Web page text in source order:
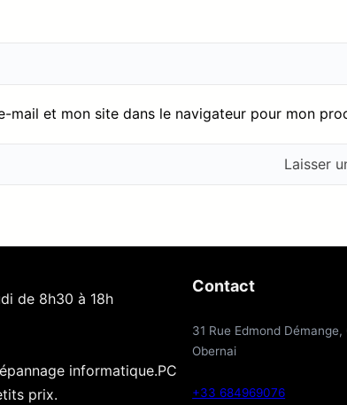
mail et mon site dans le navigateur pour mon
de 8h30 à 18h
informatique.PC
prix.
Contact
31 Rue Edmond Démange,
Obernai
+33 684969076